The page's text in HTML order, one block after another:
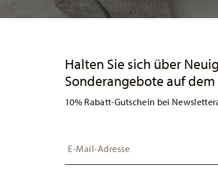
Halten Sie sich über
Sonderangebote auf
10% Rabatt-Gutschein bei